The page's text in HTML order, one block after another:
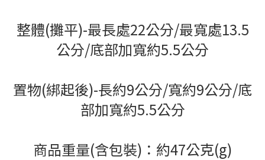
整體(攤平)-最長處22公分/最寬處13.5
公分/底部加寬約5.5公分
置物(綁起後)-長約9公分/寬約9公分/底
部加寬約5.5公分
商品重量(含包裝)：約47公克(g)